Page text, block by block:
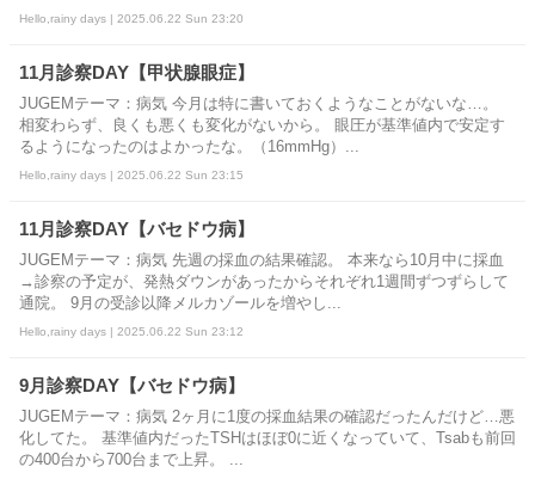
Hello,rainy days | 2025.06.22 Sun 23:20
11月診察DAY【甲状腺眼症】
JUGEMテーマ：病気 今月は特に書いておくようなことがないな…。
相変わらず、良くも悪くも変化がないから。 眼圧が基準値内で安定す
るようになったのはよかったな。（16mmHg）...
Hello,rainy days | 2025.06.22 Sun 23:15
11月診察DAY【バセドウ病】
JUGEMテーマ：病気 先週の採血の結果確認。 本来なら10月中に採血
→診察の予定が、発熱ダウンがあったからそれぞれ1週間ずつずらして
通院。 9月の受診以降メルカゾールを増やし...
Hello,rainy days | 2025.06.22 Sun 23:12
9月診察DAY【バセドウ病】
JUGEMテーマ：病気 2ヶ月に1度の採血結果の確認だったんだけど…悪
化してた。 基準値内だったTSHはほぼ0に近くなっていて、Tsabも前回
の400台から700台まで上昇。 ...